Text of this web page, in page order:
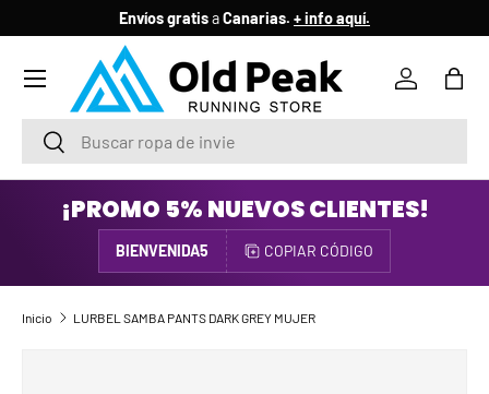
IR AL CONTENIDO
Envíos gratisaCanarias. + info aquí.
BuscarBuscar
Iniciar
Menú
¡PROMO 5% NUEVOS CLIENTES!
BIENVENIDA5 COPIAR CÓDIGO
Inicio LURBEL SAMBA PANTS DARK GREY MUJER